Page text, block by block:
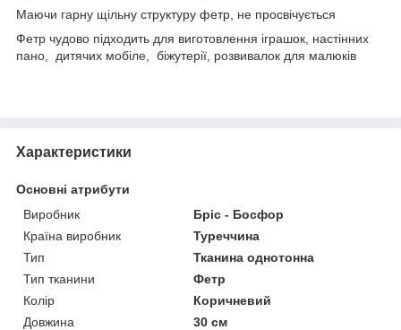
Маючи гарну щільну структуру фетр, не просвічується
Фетр чудово підходить для виготовлення іграшок, настінних
пано, дитячих мобіле, біжутерії, розвивалок для малюків
Характеристики
Основні атрибути
Виробник
Бріс - Босфор
Країна виробник
Туреччина
Тип
Тканина однотонна
Тип тканини
Фетр
Колір
Коричневий
Довжина
30 см